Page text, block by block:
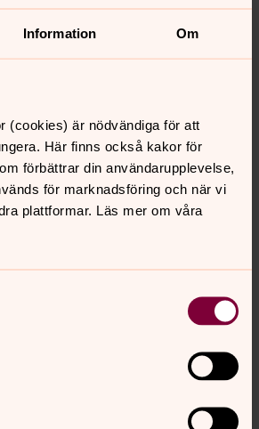
Information Om
(cookies) är nödvändiga för att
Här finns också kakor för
förbättrar din användarupplevelse,
för marknadsföring och när vi
plattformar. Läs mer om våra
(Se under taktartsklapp)
mellan olika notvärden. Använd
motsvarar tonlängderna.
med ”Real Rhythm Cards”,
ni klappar. Håll er i början till en
Upprepa moment 4 och utöka
”Blue Jello Cards” i 4/4-takt. Börja